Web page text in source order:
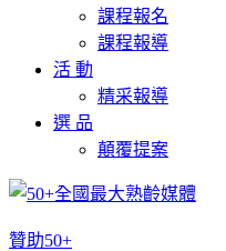
課程報名
課程報導
活 動
精采報導
選 品
顛覆提案
贊助50+